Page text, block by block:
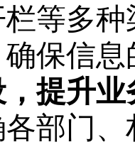
等多种
确保信
提升业
各部门